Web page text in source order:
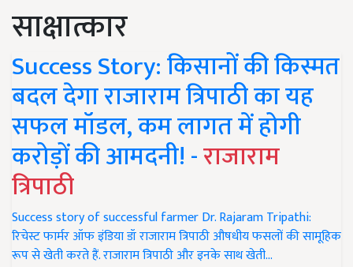
साक्षात्कार
Success Story: किसानों की किस्मत
बदल देगा राजाराम त्रिपाठी का यह
सफल मॉडल, कम लागत में होगी
करोड़ों की आमदनी! -राजाराम
त्रिपाठी
Success story of successful farmer Dr. Rajaram Tripathi:
रिचेस्ट फार्मर ऑफ इंडिया डॉ राजाराम त्रिपाठी औषधीय फसलों की सामूहिक
रूप से खेती करते हैं. राजाराम त्रिपाठी और इनके साथ खेती…